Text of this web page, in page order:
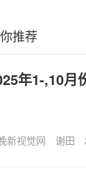
推荐
年1-,10月
新视觉网 谢田